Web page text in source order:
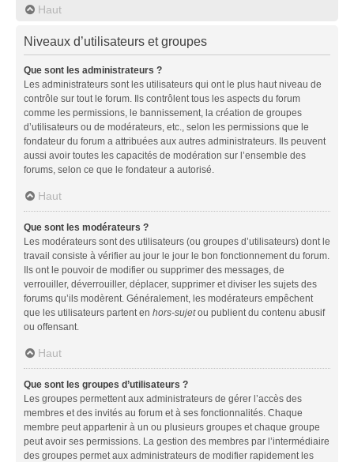
Haut
Niveaux d’utilisateurs et groupes
Que sont les administrateurs ?
Les administrateurs sont les utilisateurs qui ont le plus haut niveau de
contrôle sur tout le forum. Ils contrôlent tous les aspects du forum
comme les permissions, le bannissement, la création de groupes
d’utilisateurs ou de modérateurs, etc., selon les permissions que le
fondateur du forum a attribuées aux autres administrateurs. Ils peuvent
aussi avoir toutes les capacités de modération sur l’ensemble des
forums, selon ce que le fondateur a autorisé.
Haut
Que sont les modérateurs ?
Les modérateurs sont des utilisateurs (ou groupes d’utilisateurs) dont le
travail consiste à vérifier au jour le jour le bon fonctionnement du forum.
Ils ont le pouvoir de modifier ou supprimer des messages, de
verrouiller, déverrouiller, déplacer, supprimer et diviser les sujets des
forums qu’ils modèrent. Généralement, les modérateurs empêchent
que les utilisateurs partent en hors-sujetou publient du contenu abusif
ou offensant.
Haut
Que sont les groupes d’utilisateurs ?
Les groupes permettent aux administrateurs de gérer l’accès des
membres et des invités au forum et à ses fonctionnalités. Chaque
membre peut appartenir à un ou plusieurs groupes et chaque groupe
peut avoir ses permissions. La gestion des membres par l’intermédiaire
des groupes permet aux administrateurs de modifier rapidement les